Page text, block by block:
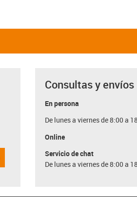
Consultas y envíos
En persona
De lunes a viernes de 8:00 a
Online
Servicio de chat
De lunes a viernes de 8:00 a